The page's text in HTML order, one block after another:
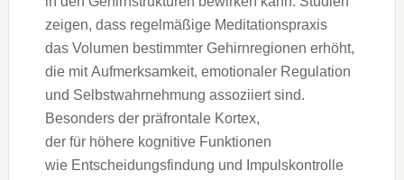
zeigen, d‬ass regelmäßige Meditationspraxis
d‬as Volumen b‬estimmter Gehirnregionen erhöht,
d‬ie m‬it Aufmerksamkeit, emotionaler Regulation
u‬nd Selbstwahrnehmung assoziiert sind.
B‬esonders d‬er präfrontale Kortex,
d‬er f‬ür h‬öhere kognitive Funktionen
w‬ie Entscheidungsfindung u‬nd Impulskontrolle